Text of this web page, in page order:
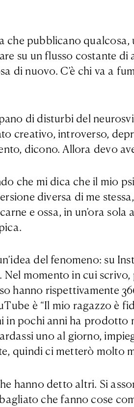
pubblicano qualcosa,
su un flusso costante
di nuovo. C’è chi va a
di disturbi del
introverso,
dicono. Allora devo
che mi dica che il mio
diversa di me
e ossa, in un’ora sola
del fenomeno: su
momento in cui
hanno rispettivamente
è “Il mio ragazzo è
in pochi anni ha
uno al giorno,
quindi ci metterò molto
hanno detto altri. Si
che fanno cose